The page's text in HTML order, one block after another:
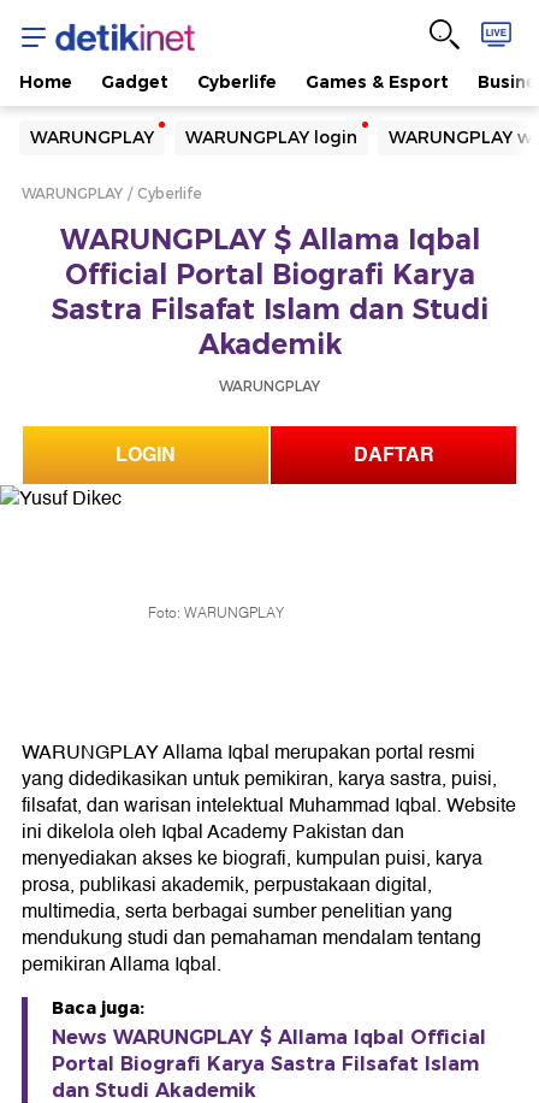
Home Gadget Cyberlife Games & Esport
WARUNGPLAY WARUNGPLAY login WARUNGPLAY
Yang sedang ramai dicari
Loading...
Loading...
WARUNGPLAY Cyberlife
WARUNGPLAY $ Allama Iqbal
Official Portal Biografi Karya
Sastra Filsafat Islam dan Studi
Akademik
WARUNGPLAY
LOGIN DAFTAR
Foto: WARUNGPLAY
WARUNGPLAY Allama Iqbal merupakan portal resmi
yang didedikasikan untuk pemikiran, karya sastra, puisi,
filsafat, dan warisan intelektual Muhammad Iqbal. Website
ini dikelola oleh Iqbal Academy Pakistan dan
menyediakan akses ke biografi, kumpulan puisi, karya
prosa, publikasi akademik, perpustakaan digital,
multimedia, serta berbagai sumber penelitian yang
mendukung studi dan pemahaman mendalam tentang
pemikiran Allama Iqbal.
Baca juga:
News WARUNGPLAY $ Allama Iqbal Official
Portal Biografi Karya Sastra Filsafat Islam
dan Studi Akademik